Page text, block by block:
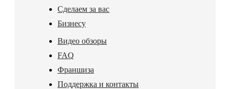
Сделаем за вас
Бизнесу
Видео обзоры
FAQ
Франшиза
Поддержка и контакты